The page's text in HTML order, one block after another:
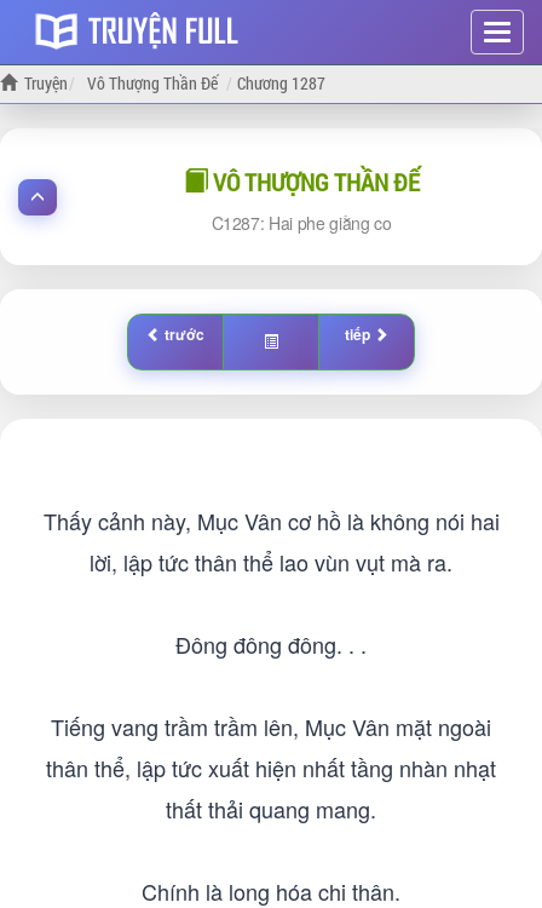
Hiện
menu
Truyện Vô Thượng Thần Đế Chương 1287
VÔ THƯỢNG THẦN ĐẾ
1287: Hai phe giằng co
trước tiếp
Thấy cảnh này, Mục Vân cơ hồ là không nói hai
lời, lập tức thân thể lao vùn vụt mà ra.
Đông đông đông. . .
Tiếng vang trầm trầm lên, Mục Vân mặt ngoài
thân thể, lập tức xuất hiện nhất tầng nhàn nhạt
thất thải quang mang.
Chính là long hóa chi thân.